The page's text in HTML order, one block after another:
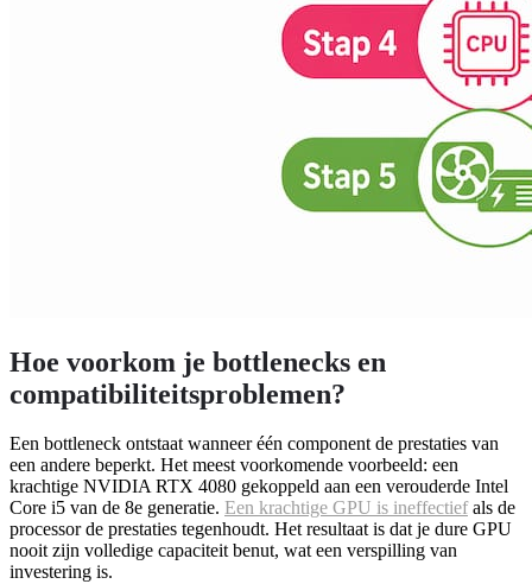
Hoe voorkom je bottlenecks en
compatibiliteitsproblemen?
Een bottleneck ontstaat wanneer één component de prestaties van
een andere beperkt. Het meest voorkomende voorbeeld: een
krachtige NVIDIA RTX 4080 gekoppeld aan een verouderde Intel
Core i5 van de 8e generatie. Een krachtige GPU is ineffectiefals de
processor de prestaties tegenhoudt. Het resultaat is dat je dure GPU
nooit zijn volledige capaciteit benut, wat een verspilling van
investering is.